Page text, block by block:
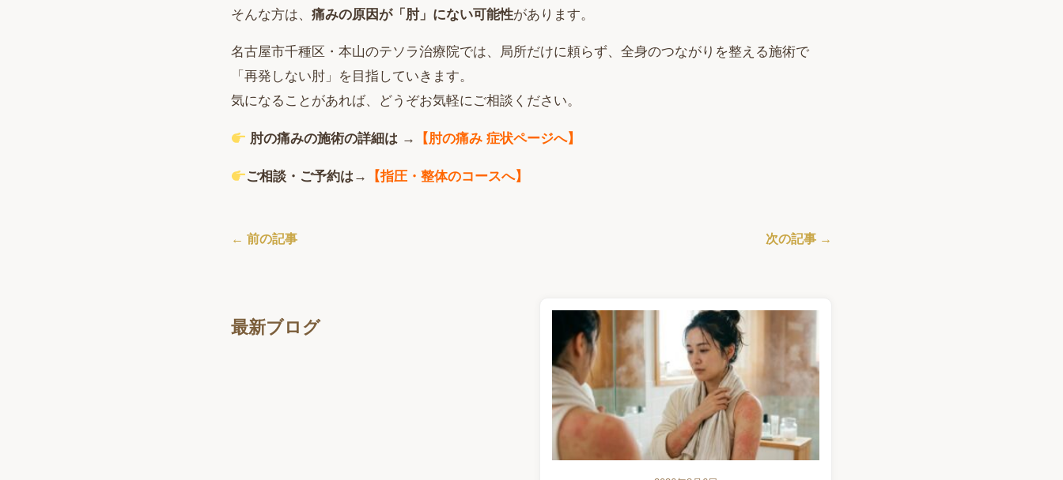
そんな方は、 痛みの原因が「肘」にない可能性があります。
名古屋市千種区・本山のテソラ治療院では、局所だけに頼らず、全身のつながりを整える施術で
「再発しない肘」を目指していきます。
気になることがあれば、どうぞお気軽にご相談ください。
肘の痛みの施術の詳細は → 【肘の痛み 症状ページへ】
ご相談・ご予約は→ 【指圧・整体のコースへ】
← 前の記事 次の記事 →
最新ブログ